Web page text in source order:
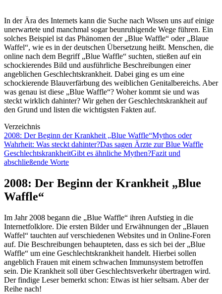
In der Ära des Internets kann die Suche nach Wissen uns auf einige
unerwartete und manchmal sogar beunruhigende Wege führen. Ein
solches Beispiel ist das Phänomen der „Blue Waffle“ oder „Blaue
Waffel“, wie es in der deutschen Übersetzung heißt. Menschen, die
online nach dem Begriff „Blue Waffle“ suchten, stießen auf ein
schockierendes Bild und ausführliche Beschreibungen einer
angeblichen Geschlechtskrankheit. Dabei ging es um eine
schockierende Blauverfärbung des weiblichen Genitalbereichs. Aber
was genau ist diese „Blue Waffle“? Woher kommt sie und was
steckt wirklich dahinter? Wir gehen der Geschlechtskrankheit auf
den Grund und listen die wichtigsten Fakten auf.
Verzeichnis
2008: Der Beginn der Krankheit „Blue Waffle“Mythos oder
Wahrheit: Was steckt dahinter?Das sagen Ärzte zur Blue Waffle
GeschlechtskrankheitGibt es ähnliche Mythen?Fazit und
abschließende Worte
2008: Der Beginn der Krankheit „Blue
Waffle“
Im Jahr 2008 begann die „Blue Waffle“ ihren Aufstieg in die
Internetfolklore. Die ersten Bilder und Erwähnungen der „Blauen
Waffel“ tauchten auf verschiedenen Websites und in Online-Foren
auf. Die Beschreibungen behaupteten, dass es sich bei der „Blue
Waffle“ um eine Geschlechtskrankheit handelt. Hierbei sollen
angeblich Frauen mit einem schwachen Immunsystem betroffen
sein. Die Krankheit soll über Geschlechtsverkehr übertragen wird.
Der findige Leser bemerkt schon: Etwas ist hier seltsam. Aber der
Reihe nach!